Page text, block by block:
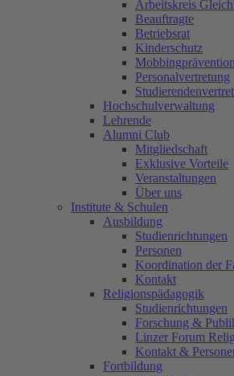
Arbeitskreis
Beauftragte
Betriebsrat
Kinderschutz
Mobbingprävention
Personalvertretung
Hochschulverwaltung
Lehrende
Alumni Club
Mitgliedschaft
Exklusive Vorteile
Veranstaltungen
Über uns
Institute & Schulen
Ausbildung
Studienrichtungen
Personen
Koordination der
Kontakt
Religionspädagogik
Studienrichtungen
Forschung &
Linzer Forum
Kontakt &
Fortbildung